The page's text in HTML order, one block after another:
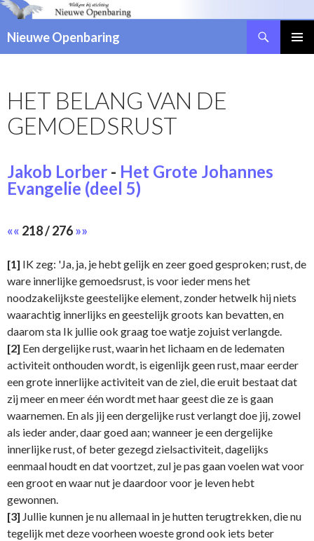
Nieuwe Openbaring
SPRINGEN
HET BELANG VAN DE
GEMOEDSRUST
Jakob Lorber - Het Grote Johannes
Evangelie (deel 5)
«« 218 / 276»»
[1] IK zeg: 'Ja, ja, je hebt gelijk en zeer goed gesproken; rust, de
ware innerlijke gemoedsrust, is voor ieder mens het
noodzakelijkste geestelijke element, zonder hetwelk hij niets
waarachtig innerlijks en geestelijk groots kan bevatten, en
daarom sta Ik jullie ook graag toe watje zojuist verlangde.
[2] Een dergelijke rust, waarin het lichaam en de ledematen
activiteit onthouden wordt, is eigenlijk geen rust, maar eerder
een grote innerlijke activiteit van de ziel, die eruit bestaat dat
zij meer en meer één wordt met haar geest die ze is gaan
waarnemen. En als jij een dergelijke rust verlangt doe jij, zowel
als ieder ander, daar goed aan; wanneer je een dergelijke
innerlijke rust, of beter gezegd zielsactiviteit, dagelijks
eenmaal houdt en dat voortzet, zul je pas gaan voelen wat voor
een groot en waar nut je daardoor voor je leven hebt
gewonnen.
[3] Jullie kunnen je nu allemaal in je hutten terugtrekken, die nu
tegelijk met deze voorheen woeste grond ook iets beter